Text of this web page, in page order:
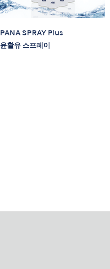
PANA SPRAY Plus
윤활유 스프레이